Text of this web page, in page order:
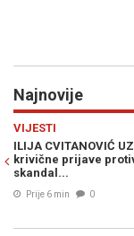
Najnovije
je novi
SVIJET
šefa UN-a,
dokumente...
Prije 23 min